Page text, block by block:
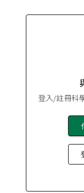
登入/註冊科